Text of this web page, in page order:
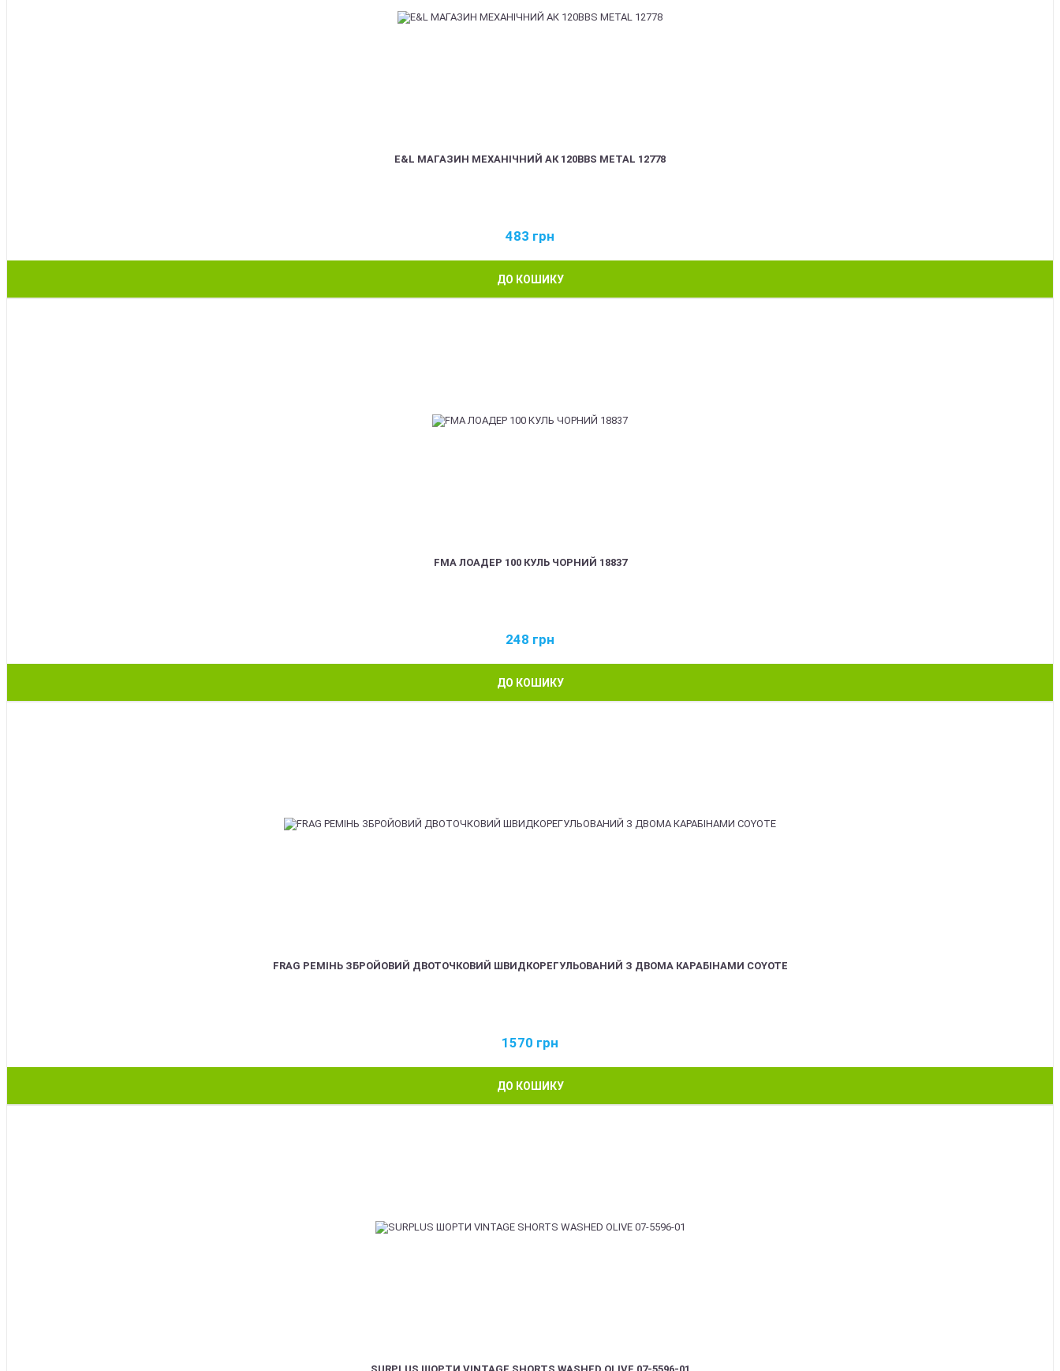
E&L МАГАЗИН МЕХАНІЧНИЙ АК 120BBS METAL 12778
483 грн
ДО КОШИКУ
FMA ЛОАДЕР 100 КУЛЬ ЧОРНИЙ 18837
248 грн
ДО КОШИКУ
FRAG РЕМІНЬ ЗБРОЙОВИЙ ДВОТОЧКОВИЙ ШВИДКОРЕГУЛЬОВАНИЙ З ДВОМА КАРАБІНАМИ COYOTE
1570 грн
ДО КОШИКУ
SURPLUS ШОРТИ VINTAGE SHORTS WASHED OLIVE 07-5596-01